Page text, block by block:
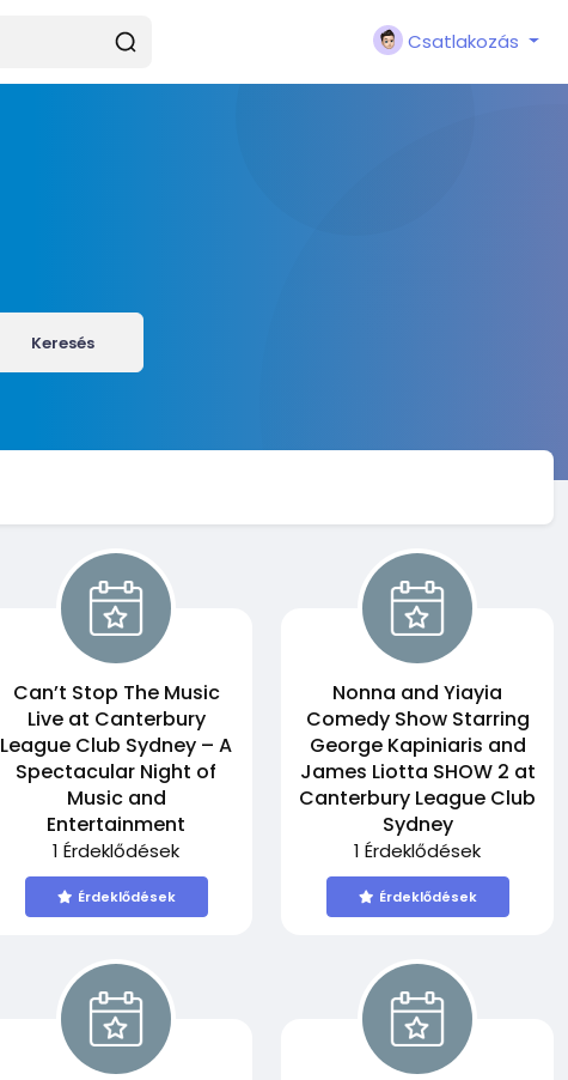
Csatlakozás
Keresés
Can’t Stop The Music
Live at Canterbury
League Club Sydney – A
Spectacular Night of
Music and
Entertainment
1 Érdeklődések
Érdeklődések
Nonna and Yiayia
Comedy Show Starring
George Kapiniaris and
James Liotta SHOW 2 at
Canterbury League Club
Sydney
1 Érdeklődések
Érdeklődések